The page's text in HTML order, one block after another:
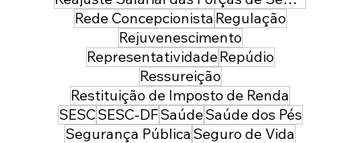
Rede ConcepcionistaRegulação
Rejuvenescimento
RepresentatividadeRepúdio
Ressureição
Restituição de Imposto de Renda
SESCSESC-DFSaúdeSaúde dos Pés
Segurança PúblicaSeguro de Vida